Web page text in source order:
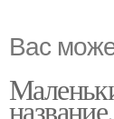
Вас